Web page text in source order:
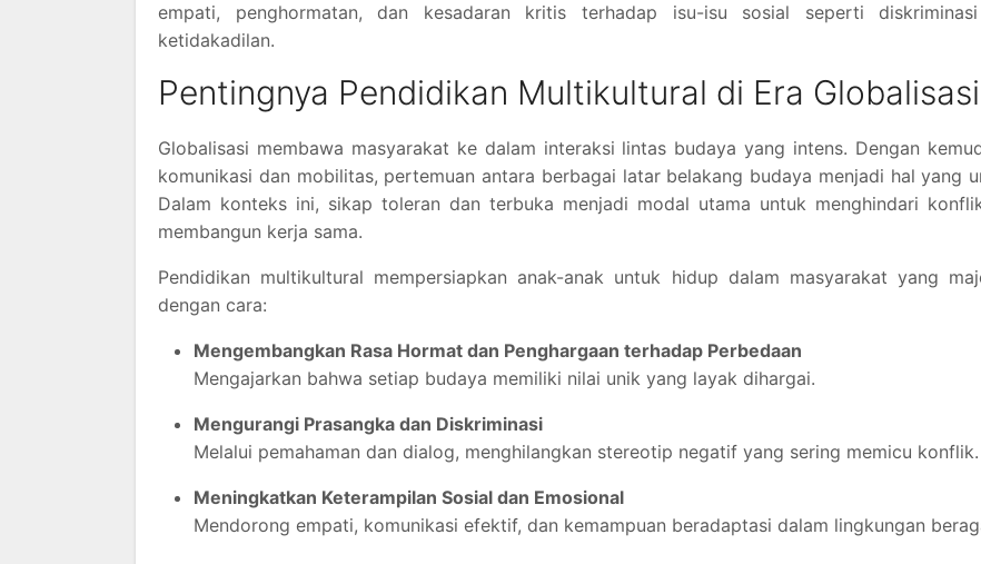
empati, penghormatan, dan kesadaran kritis terhadap isu-isu sosial seperti
ketidakadilan.
Pentingnya Pendidikan Multikultural di Era Globalisasi
Globalisasi membawa masyarakat ke dalam interaksi lintas budaya yang intens. Dengan
komunikasi dan mobilitas, pertemuan antara berbagai latar belakang budaya menjadi hal yang
Dalam konteks ini, sikap toleran dan terbuka menjadi modal utama untuk menghindari
membangun kerja sama.
Pendidikan multikultural mempersiapkan anak-anak untuk hidup dalam masyarakat yang
dengan cara:
Mengembangkan Rasa Hormat dan Penghargaan terhadap Perbedaan
Mengajarkan bahwa setiap budaya memiliki nilai unik yang layak dihargai.
Mengurangi Prasangka dan Diskriminasi
Melalui pemahaman dan dialog, menghilangkan stereotip negatif yang sering memicu konflik.
Meningkatkan Keterampilan Sosial dan Emosional
Mendorong empati, komunikasi efektif, dan kemampuan beradaptasi dalam lingkungan